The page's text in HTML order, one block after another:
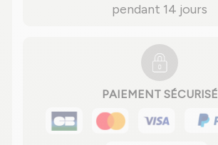
pendant 14 jours
PAIEMENT SÉCURISÉ